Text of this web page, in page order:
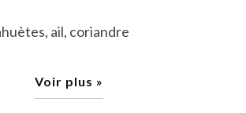
ail, coriandre
Voir plus »